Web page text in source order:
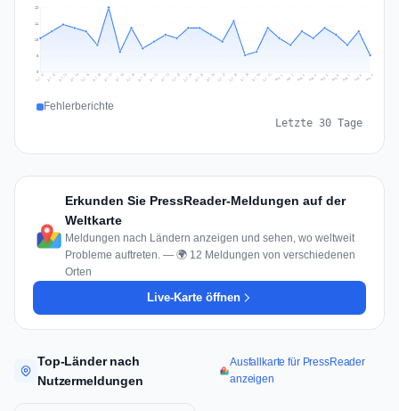
10
14
19
Jul 11 Jul 12 Jul 13 Jul 14 Jul 15 Jul 16 Jul 17 Jul 18 Jul 19 Jul 20 Jul 21 Jul 22 Jul 23 Jul 24 Jul 25 Jul 26 Jul 27 Jul 28 Jul 29 Jul 30 Jul 31 Aug 1 Aug 2 Aug 3 Aug 4 Aug 5 Aug 6 Aug 7 Aug 8 Aug 9
Fehlerberichte
Letzte 30 Tage
Erkunden Sie PressReader-Meldungen auf der
Weltkarte
Meldungen nach Ländern anzeigen und sehen, wo weltweit
Probleme auftreten. — 🌍 12 Meldungen von verschiedenen
Orten
Live-Karte öffnen
Top-Länder nach
Nutzermeldungen
Ausfallkarte für PressReader
anzeigen